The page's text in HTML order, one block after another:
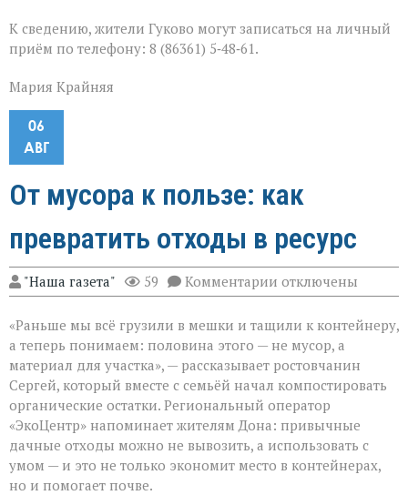
К сведению, жители Гуково могут записаться на личный
приём по телефону: 8 (86361) 5‑48‑61.
Мария Крайняя
06
АВГ
От мусора к пользе: как
превратить отходы в ресурс
"Наша газета" 59 Комментарии к
записи
мусора
к
пользе:
как
превратить
отходы
в
ресурс
отключены
«Раньше мы всё грузили в мешки и тащили к контейнеру,
а теперь понимаем: половина этого — не мусор, а
материал для участка», — рассказывает ростовчанин
Сергей, который вместе с семьёй начал компостировать
органические остатки. Региональный оператор
«ЭкоЦентр» напоминает жителям Дона: привычные
дачные отходы можно не вывозить, а использовать с
умом — и это не только экономит место в контейнерах,
но и помогает почве.